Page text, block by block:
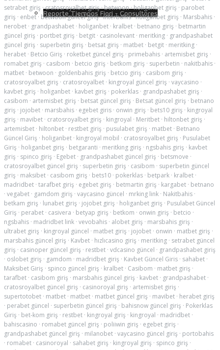
Reporte Tiempos Fiori - Consultores
setrabet giriş ·cratosroyalbet giriş·betwoon·holiganbet giriş · parobet
giriş · enbet· betwoon güncel giriş·interbahis·holiganbet giriş · Marsbahis ·
nerobet · grandpashabet · holiganbet · kralbet · betnano giriş · betmartin
güncel giriş · portbet giriş · betgit · casinolevant · meritking · grandpashabet
güncel giriş · superbetin giriş · betsat giriş · matbet · betgit · meritking ·
herabet · Betcio Giriş · roketbet güncel giriş · primebahis · artemisbet giriş ·
romabet giriş · casibom · betcio giriş · betkom giriş · superbetin · nakitbahis ·
matbet · betwoon · goldenbahis giriş · betcio giriş · casibom giriş ·
cratosroyalbet giriş · cratosroyalbet · kingroyal güncel giriş · vaycasino ·
kavbet giriş · holiganbet · kavbet giriş · pokerklas · grandpashabet giriş ·
casibom · artemisbet giriş · betsat güncel giriş · Betsat güncel giriş · betnano
giriş · jojobet · marsbahis · egebet giris · onwin giriş · bets10 giriş · kingroyal
giriş · mavibet · cratosroyalbet giriş · kingroyal · Meritbet · hiltonbet giriş ·
artemisbet · hiltonbet · restbet giriş · pusulabet giriş · matbet · Betnano
Güncel Giriş · holiganbet · kingroyal mobil · cratosroyalbet giriş · Pusulabet
Giriş · holiganbet giriş · betgaranti · meritking giriş · ngsbahis giriş · kavbet
giriş · spinco giriş · Egebet · grandpashabet güncel giriş · betsmove ·
cratosroyalbet güncel giriş · superbetin giriş · casibom · superbetin güncel
giriş · maksibet · casibom giriş · bets10 · pokerklas · betpark · kralbet ·
madridbet · tarafbet giriş · egebet giriş · betmartin giriş · kargabet · betnano
· vegabet · gamdom giriş · vaycasino güncel · mrking link · Nakitbahis ·
betkam giriş · lunabet giriş · jojobet giriş · holiganbet giriş · Pusulabet Güncel
Giriş · perabet · casivera · betyap giriş · betkom · onwin giriş · betcio ·
ngsbahis · madridbet link · vevobahis · alobet giriş · marsbahis giriş ·
ultrabet giriş · kingroyal güncel · matbet giriş · jojobet · onwin · matbet giriş ·
marsbahis güncel giriş · Kavbet · hızlıcasino giriş · meritking · setrabet güncel
giriş · casinoper güncel giriş · restbet · vdcasino güncel · grandpashabet giriş
· oslobet giriş · gamdom · madridbet giriş · Kavbet Güncel Giris · sahabet ·
Maksibet Giriş · spinco güncel giriş · kralbet · Casibom · matbet giriş ·
tarafbet · casibom giriş · marsbahis güncel giriş · kavbet · grandpashabet ·
cratosroyalbet güncel giriş · casinoroyal giriş · artemisbet giriş ·
supertotobet · matbet · matbet · matbet güncel giriş · mavibet · herabet giriş
· perabet güncel · superbetin güncel giriş · bahisnow güncel giriş · Pokerklas
Giriş · bet-kom giriş · restbet · kingroyal giriş · kingroyal · madridbet ·
bahiscasino · romabet güncel giriş · poliiwin giriş · egebet giriş ·
grandpashabet güncel giriş · milanobet · vaycasino güncel giriş · portobahis
· romabet · casinoroyal · sahabet giriş · kingroyal giriş · spinco giriş ·